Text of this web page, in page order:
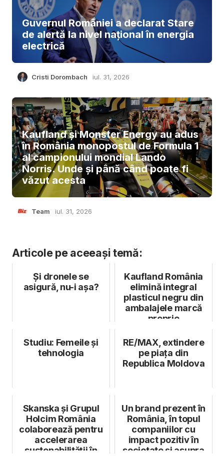
Guvernul României a declarat Stare
de alertă la nivel național în energia
electrică
Cristi Dorombach iul. 31, 2026
Kaufland și Monster Energy au adus
în România monopostul de Formula 1
al campionului mondial Lando
Norris. Unde și până când poate fi
văzut acesta
Team iul. 31, 2026
Articole pe aceeași temă:
Și dronele se
asigură, nu-i așa?
Kaufland România
elimină integral
plasticul negru din
ambalajele marcă
proprie
Studiu: Femeile și
tehnologia
RE/MAX, extindere
pe piața din
Republica Moldova
Skanska și Grupul
Holcim România
colaborează pentru
accelerarea
sustenabilității în
Un brand prezent în
România, în topul
companiilor cu
impact pozitiv în
societate și asupra